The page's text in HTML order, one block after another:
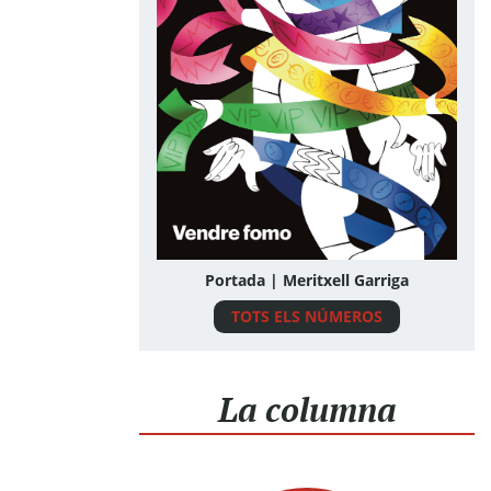
Portada | Meritxell Garriga
TOTS ELS NÚMEROS
La columna